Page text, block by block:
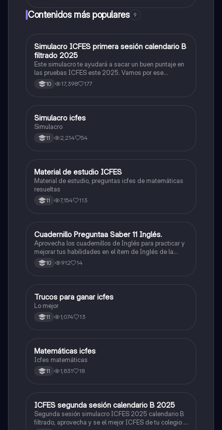
Contenidos más populares 9
ICFES: Matemáticas
Simulacro ICFES primera sesión calendario B
filtrado 2025
Este simulacro te ayudará a sacar un buen puntaje en
las pruebas ICFES este 2025. Vamos por ese
500/500. Y poder ser admitido en la universidad que
quieras, estudiar la carrera que quieres y no la que te
10 17,398 177
ICFES: Lectura Crítica
Simulacro icfes
Simulacro
11 2,214 54
ICFES: Matemáticas
Material de estudio ICFES
Material de estudio, preguntas icfes de matemáticas
resueltas
11 7,154 113
ICFES: Inglés
Cuadernillo Preguntaa Saber 11 Inglés.
Aprovecha los cuadernillos de Inglés para practicar y
mejorar tus habilidades en el ítem de Inglés de la
Prueba Saber 11. 🫡
10 912 14
Química
Trucos para ganar icfes
Lo mejor
11 1,074 13
ICFES: Matemáticas
Matemáticas icfes
Icfes matemáticas
11 1,831 18
ICFES: Lectura Crítica
ICFES segunda sesión calendario B 2025
Segunda sesión simulacro ICFES 2025 calendario B
filtrado, aprovecha y se el mejor ICFES de tu colegio y